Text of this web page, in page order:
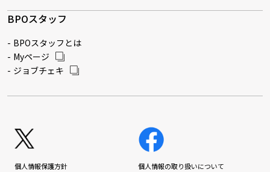
BPOスタッフ
BPOスタッフとは
Myページ
ジョブチェキ
個人情報保護方針 個人情報の取り扱いについて